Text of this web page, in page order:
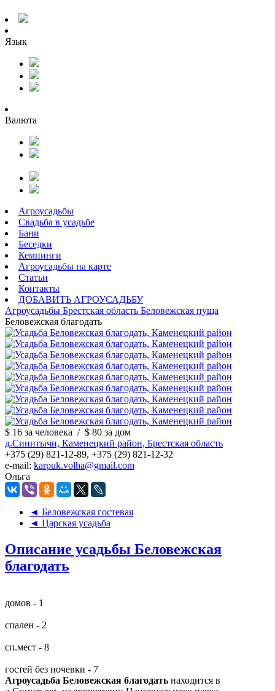
Язык
Валюта
Агроусадьбы
Свадьба в усадьбе
Бани
Беседки
Кемпинги
Агроусадьбы на карте
Статьи
Контакты
ДОБАВИТЬ АГРОУСАДЬБУ
Агроусадьбы Брестская область Беловежская пуща
Беловежская благодать
$ 16 за человека / $ 80 за дом
д.Синитычи, Каменецкий район, Брестская область
+375 (29) 821-12-89, +375 (29) 821-12-32
e-mail: karpuk.volha@gmail.com
Ольга
◄ Беловежская гостевая
◄ Царская усадьба
Описание усадьбы Беловежская
благодать
домов - 1
спален - 2
сп.мест - 8
гостей без ночевки - 7
Агроусадьба Беловежская благодать находится в